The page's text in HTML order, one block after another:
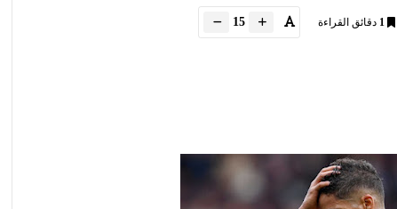
1 دقائق القراءة 15